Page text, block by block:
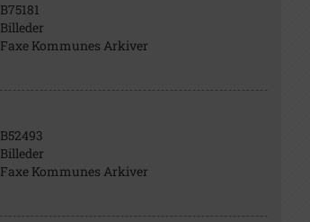
B75181
Billeder
Faxe Kommunes Arkiver
B52493
Billeder
Faxe Kommunes Arkiver